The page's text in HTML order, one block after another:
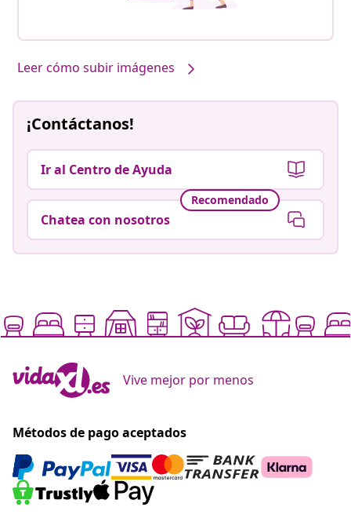
Leer cómo subir imágenes
¡Contáctanos!
Ir al Centro de Ayuda
Recomendado
Chatea con nosotros
Vive mejor por menos
Métodos de pago aceptados